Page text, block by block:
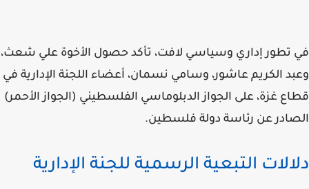
في تطور إداري وسياسي لافت، تأكد حصول الأخوة علي شعث،
وعبد الكريم عاشور، وسامي نسمان، أعضاء اللجنة الإدارية في
قطاع غزة، على الجواز الدبلوماسي الفلسطيني (الجواز الأحمر)
الصادر عن رئاسة دولة فلسطين.
دلالات التبعية الرسمية للجنة الإدارية